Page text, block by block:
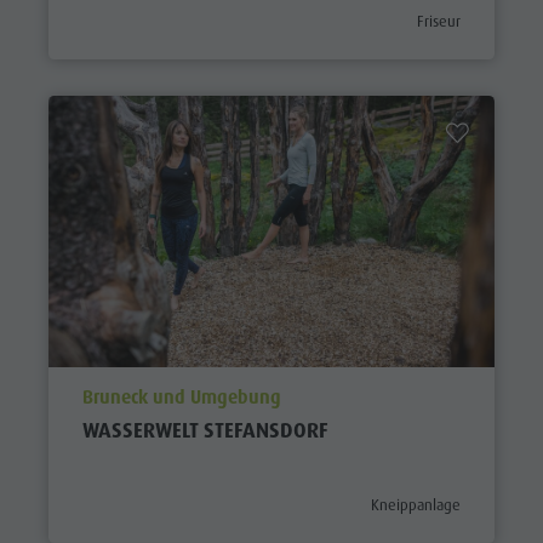
Friseur
aria.poi_location_prefix
Bruneck und Umgebung
WASSERWELT STEFANSDORF
aria.poi_category_prefix
Kneippanlage